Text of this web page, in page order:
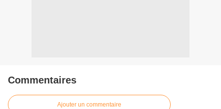
Commentaires
Ajouter un commentaire